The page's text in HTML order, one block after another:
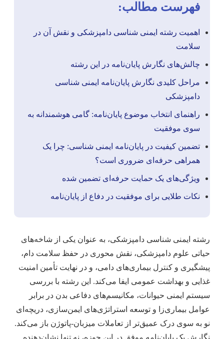
فهرست مطالب:
اهمیت رشته ایمنی شناسی دامپزشکی و نقش آن در
سلامت
چالش‌های نگارش پایان‌نامه در این رشته
مراحل کلیدی نگارش پایان‌نامه ایمنی شناسی
دامپزشکی
راهنمای انتخاب موضوع پایان‌نامه: گامی هوشمندانه به
سوی موفقیت
تضمین کیفیت در پایان‌نامه ایمنی شناسی: چرا یک
همراهی حرفه‌ای ضروری است؟
ویژگی‌های یک حمایت حرفه‌ای تضمین شده
نکات طلایی برای موفقیت در دفاع از پایان‌نامه
رشته ایمنی شناسی دامپزشکی، به عنوان یکی از شاخه‌های
حیاتی علوم دامپزشکی، نقش محوری در حفظ سلامت دام،
پیشگیری و کنترل بیماری‌های دامی، و در نهایت تأمین امنیت
غذایی و بهداشت عمومی ایفا می‌کند. این رشته با بررسی
سیستم ایمنی حیوانات، مکانیسم‌های دفاعی بدن در برابر
عوامل بیماری‌زا و توسعه استراتژی‌های ایمن‌سازی، دریچه‌ای
نو به سوی درک عمیق‌تر از تعاملات میزبان-پاتوژن باز می‌کند.
نگارش یک پایان‌نامه موفق در این حوزه، نه تنها نشان‌دهنده